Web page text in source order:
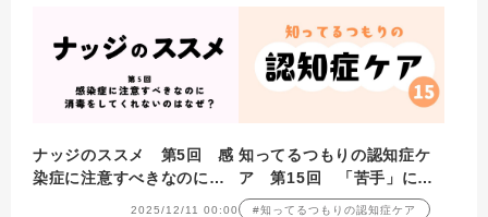
ナッジのススメ 第5回 感
染症に注意すべきなのに消
2025/12/11 00:00
知ってるつもりの認知症ケ
ア 第15回 「苦手」につ
いて本人に聞いてみたら？
#知ってるつもりの認知症ケア